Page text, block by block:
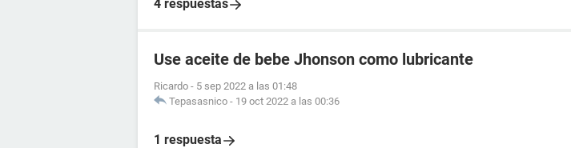
4 respuestas
Use aceite de bebe Jhonson como lubricante
Ricardo - 5 sep 2022 a las 01:48
Tepasasnico - 19 oct 2022 a las 00:36
1 respuesta